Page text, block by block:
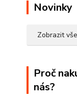
Novinky
Zobrazit
Proč
nás?